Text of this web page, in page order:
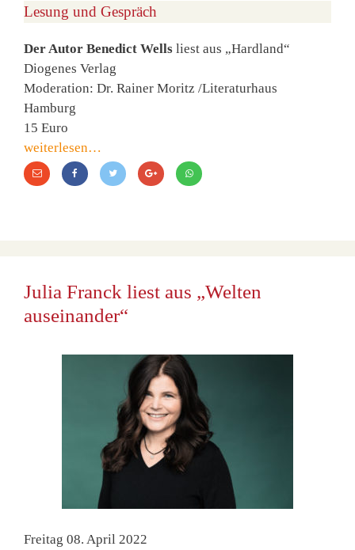
Lesung und Gespräch
Der Autor Benedict Wells liest aus „Hardland“
Diogenes Verlag
Moderation: Dr. Rainer Moritz /Literaturhaus
Hamburg
15 Euro
weiterlesen…
Julia Franck liest aus „Welten
auseinander“
Freitag 08. April 2022